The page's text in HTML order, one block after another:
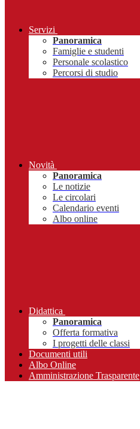
Servizi
Panoramica
Famiglie e studenti
Personale scolastico
Percorsi di studio
Novità
Panoramica
Le notizie
Le circolari
Calendario eventi
Albo online
Didattica
Panoramica
Offerta formativa
I progetti delle classi
Documenti utili
Albo Online
Amministrazione Trasparente